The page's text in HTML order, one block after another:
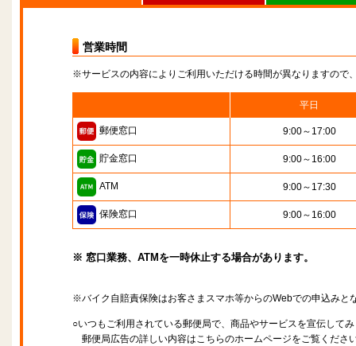
営業時間
※サービスの内容によりご利用いただける時間が異なりますので
平日
郵便窓口 9:00～17:00
貯金窓口 9:00～16:00
ATM 9:00～17:30
保険窓口 9:00～16:00
※ 窓口業務、ATMを一時休止する場合があります。
※バイク自賠責保険はお客さまスマホ等からのWebでの申込みと
○いつもご利用されている郵便局で、商品やサービスを宣伝して
郵便局広告の詳しい内容はこちらのホームページをご覧くださ